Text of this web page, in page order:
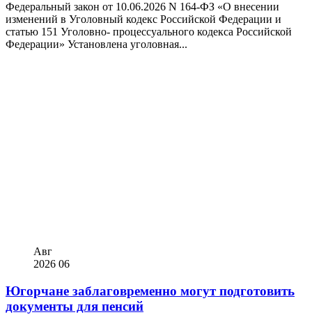
Федеральный закон от 10.06.2026 N 164-ФЗ «О внесении
изменений в Уголовный кодекс Российской Федерации и
статью 151 Уголовно- процессуального кодекса Российской
Федерации» Установлена уголовная...
Авг
2026 06
Югорчане заблаговременно могут подготовить
документы для пенсий